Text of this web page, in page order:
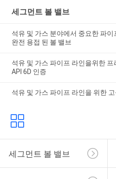
세그먼트 볼 밸브
석유 및 가스 분야에서 중요한 파
완전 용접 된 볼 밸브
석유 및 가스 파이프 라인을위한
API 6D 인증
석유 및 가스 파이프 라인을 위한
세그먼트 볼 밸브